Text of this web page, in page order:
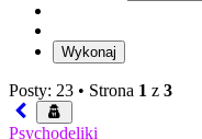
Posty: 23 • Strona 1 z 3
Psychodeliki